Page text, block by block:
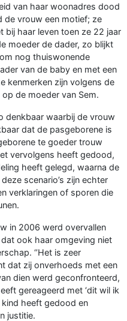
van haar woonadres dood
de vrouw een motief; ze
bij haar leven toen ze 22 jaar
moeder de dader, zo blijkt
nog thuiswonende
van de baby en met een
kenmerken zijn volgens de
de moeder van Sem.
denkbaar waarbij de vrouw
dat de pasgeborene is
te goeder trouw
vervolgens heeft gedood,
heeft gelegd, waarna de
scenario’s zijn echter
verklaringen of sporen die
in 2006 werd overvallen
ook haar omgeving niet
‘’Het is zeer
dat zij onverhoeds met een
dien werd geconfronteerd,
gereageerd met ‘dit wil ik
kind heeft gedood en
justitie.